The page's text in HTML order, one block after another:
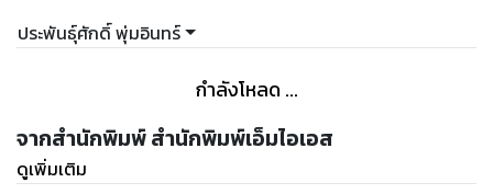
ประพันธุ์ศักดิ์ พุ่มอินทร์
กำลังโหลด ...
จากสำนักพิมพ์ สำนักพิมพ์เอ็มไอเอส
ดูเพิ่มเติม